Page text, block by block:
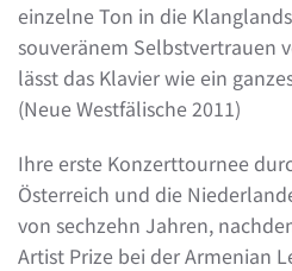
einzelne Ton in die
souveränem Selbstvertrauen
lässt das Klavier wie ein
(Neue Westfälische 2011)
Ihre erste Konzerttournee
Österreich und die
von sechzehn Jahren,
Artist Prize bei der Armenian